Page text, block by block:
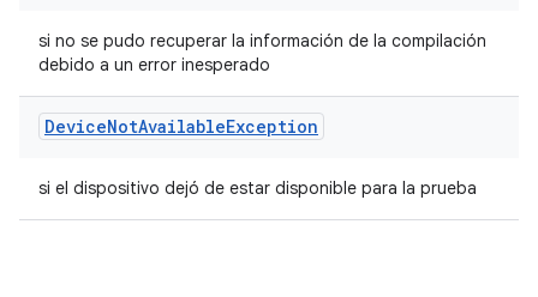
si no se pudo recuperar la información de la compilación
debido a un error inesperado
DeviceNotAvailableException
si el dispositivo dejó de estar disponible para la prueba